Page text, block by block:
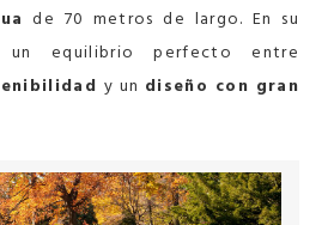
de 70 metros de largo. En su
un equilibrio perfecto entre
y un diseño con gran